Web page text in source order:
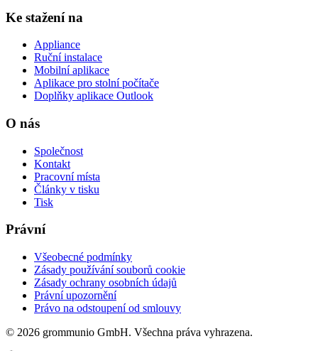
Ke stažení na
Appliance
Ruční instalace
Mobilní aplikace
Aplikace pro stolní počítače
Doplňky aplikace Outlook
O nás
Společnost
Kontakt
Pracovní místa
Články v tisku
Tisk
Právní
Všeobecné podmínky
Zásady používání souborů cookie
Zásady ochrany osobních údajů
Právní upozornění
Právo na odstoupení od smlouvy
© 2026 grommunio GmbH. Všechna práva vyhrazena.